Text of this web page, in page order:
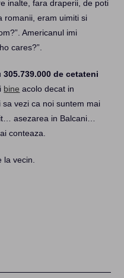
inalte, fara draperii, de poti
romanii, eram uimiti si
Americanul imi
cares?”.
305.739.000 de cetateni
bine acolo decat in
sa vezi ca noi suntem mai
asezarea in Balcani…
conteaza.
vecin.